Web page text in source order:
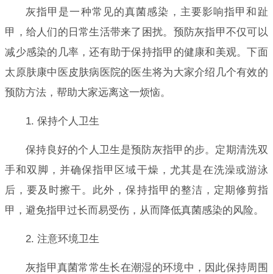
灰指甲是一种常见的真菌感染，主要影响指甲和趾
甲，给人们的日常生活带来了困扰。预防灰指甲不仅可以
减少感染的几率，还有助于保持指甲的健康和美观。下面
太原肤康中医皮肤病医院的医生将为大家介绍几个有效的
预防方法，帮助大家远离这一烦恼。
1. 保持个人卫生
保持良好的个人卫生是预防灰指甲的步。定期清洗双
手和双脚，并确保指甲区域干燥，尤其是在洗澡或游泳
后，要及时擦干。此外，保持指甲的整洁，定期修剪指
甲，避免指甲过长而易受伤，从而降低真菌感染的风险。
2. 注意环境卫生
灰指甲真菌常常生长在潮湿的环境中，因此保持周围